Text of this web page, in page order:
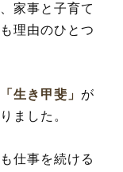
家事と子育て
理由のひとつ
「生き甲斐」 が
ました。
仕事を続ける